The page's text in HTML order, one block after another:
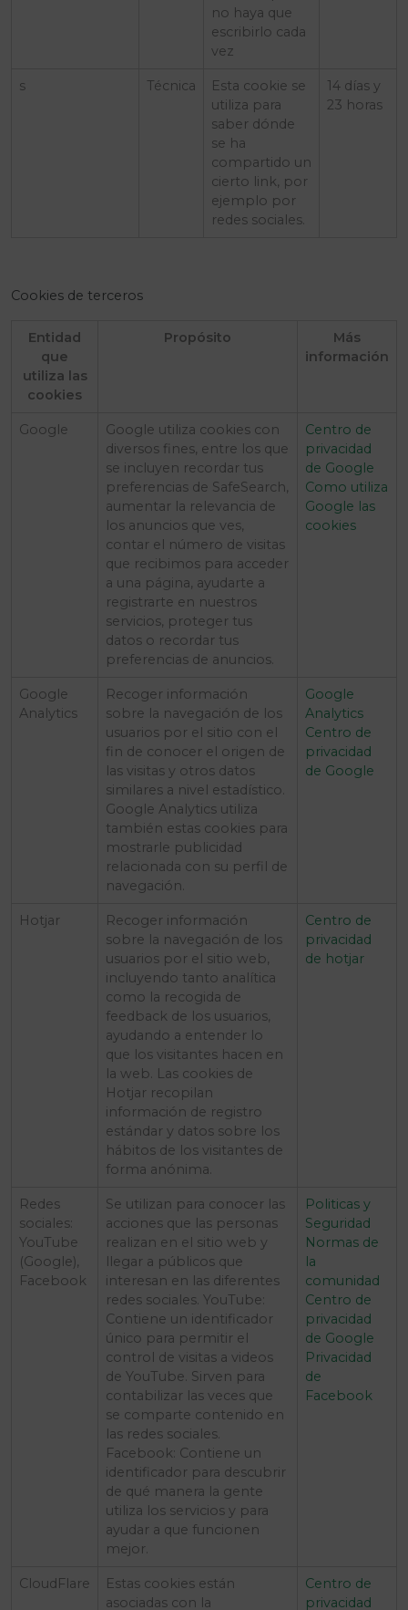
no haya que
escribirlo cada
vez
s Técnica
Esta cookie se
utiliza para
saber dónde
se ha
compartido un
cierto link, por
ejemplo por
redes sociales.
14 días y
23 horas
Cookies de terceros
Entidad
que
utiliza las
cookies
Propósito
Más
información
Google
Google utiliza cookies con
diversos fines, entre los que
se incluyen recordar tus
preferencias de SafeSearch,
aumentar la relevancia de
los anuncios que ves,
contar el número de visitas
que recibimos para acceder
a una página, ayudarte a
registrarte en nuestros
servicios, proteger tus
datos o recordar tus
preferencias de anuncios.
Centro de
privacidad
de Google
Como utiliza
Google las
cookies
Google
Analytics
Recoger información
sobre la navegación de los
usuarios por el sitio con el
fin de conocer el origen de
las visitas y otros datos
similares a nivel estadístico.
Google Analytics utiliza
también estas cookies para
mostrarle publicidad
relacionada con su perfil de
navegación.
Google
Analytics
Centro de
privacidad
de Google
Hotjar
Recoger información
sobre la navegación de los
usuarios por el sitio web,
incluyendo tanto analítica
como la recogida de
feedback de los usuarios,
ayudando a entender lo
que los visitantes hacen en
la web. Las cookies de
Hotjar recopilan
información de registro
estándar y datos sobre los
hábitos de los visitantes de
forma anónima.
Centro de
privacidad
de hotjar
Redes
sociales:
YouTube
(Google),
Facebook
Se utilizan para conocer las
acciones que las personas
realizan en el sitio web y
llegar a públicos que
interesan en las diferentes
redes sociales. YouTube:
Contiene un identificador
único para permitir el
control de visitas a videos
de YouTube. Sirven para
contabilizar las veces que
se comparte contenido en
las redes sociales.
Facebook: Contiene un
identificador para descubrir
de qué manera la gente
utiliza los servicios y para
ayudar a que funcionen
mejor.
Politicas y
Seguridad
Normas de
la
comunidad
Centro de
privacidad
de Google
Privacidad
de
Facebook
CloudFlare
Estas cookies están
asociadas con la
Centro de
privacidad